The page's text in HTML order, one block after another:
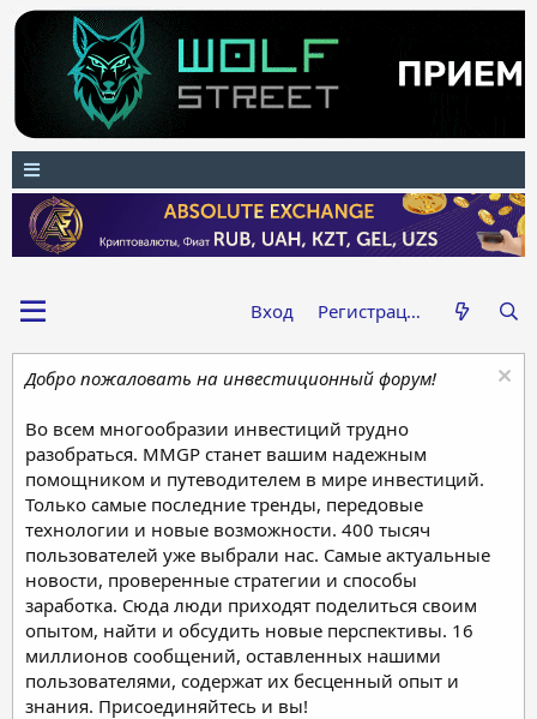
Вход Регистрация
Добро пожаловать на инвестиционный форум!
Во всем многообразии инвестиций трудно
разобраться. MMGP станет вашим надежным
помощником и путеводителем в мире инвестиций.
Только самые последние тренды, передовые
технологии и новые возможности. 400 тысяч
пользователей уже выбрали нас. Самые актуальные
новости, проверенные стратегии и способы
заработка. Сюда люди приходят поделиться своим
опытом, найти и обсудить новые перспективы. 16
миллионов сообщений, оставленных нашими
пользователями, содержат их бесценный опыт и
знания. Присоединяйтесь и вы!